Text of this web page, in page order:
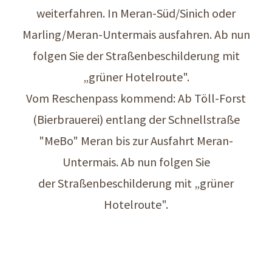
weiterfahren. In Meran-Süd/Sinich oder
Marling/Meran-Untermais ausfahren. Ab nun
folgen Sie der Straßenbeschilderung mit
„grüner Hotelroute".
Vom Reschenpass kommend: Ab Töll-Forst
(Bierbrauerei) entlang der Schnellstraße
"MeBo" Meran bis zur Ausfahrt Meran-
Untermais. Ab nun folgen Sie
der Straßenbeschilderung mit „grüner
Hotelroute".